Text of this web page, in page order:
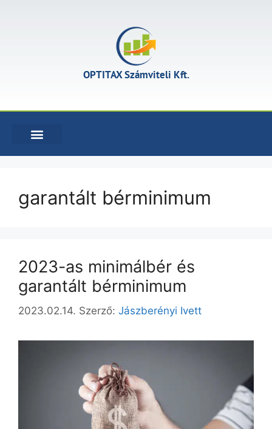
OPTITAX Számviteli Kft.
garantált bérminimum
2023-as minimálbér és
garantált bérminimum
2023.02.14. Szerző: Jászberényi Ivett